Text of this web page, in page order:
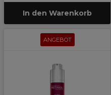
In den Warenkorb
ANGEBOT